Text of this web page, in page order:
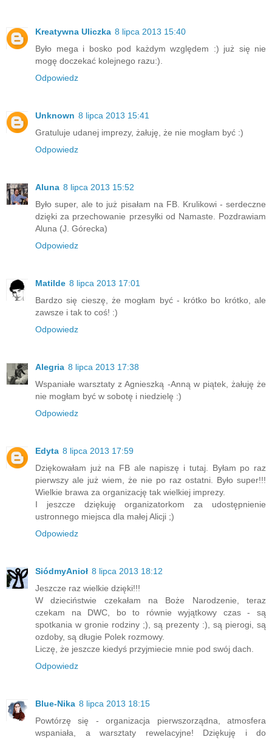
Kreatywna Uliczka 8 lipca 2013 15:40
Było mega i bosko pod każdym względem :) już się nie
mogę doczekać kolejnego razu:).
Odpowiedz
Unknown 8 lipca 2013 15:41
Gratuluje udanej imprezy, żałuję, że nie mogłam być :)
Odpowiedz
Aluna 8 lipca 2013 15:52
Było super, ale to już pisałam na FB. Krulikowi - serdeczne
dzięki za przechowanie przesyłki od Namaste. Pozdrawiam
Aluna (J. Górecka)
Odpowiedz
Matilde 8 lipca 2013 17:01
Bardzo się cieszę, że mogłam być - krótko bo krótko, ale
zawsze i tak to coś! :)
Odpowiedz
Alegria 8 lipca 2013 17:38
Wspaniałe warsztaty z Agnieszką -Anną w piątek, żałuję że
nie mogłam być w sobotę i niedzielę :)
Odpowiedz
Edyta 8 lipca 2013 17:59
Dziękowałam już na FB ale napiszę i tutaj. Byłam po raz
pierwszy ale już wiem, że nie po raz ostatni. Było super!!!
Wielkie brawa za organizację tak wielkiej imprezy.
I jeszcze dziękuję organizatorkom za udostępnienie
ustronnego miejsca dla małej Alicji ;)
Odpowiedz
SiódmyAnioł 8 lipca 2013 18:12
Jeszcze raz wielkie dzięki!!!
W dzieciństwie czekałam na Boże Narodzenie, teraz
czekam na DWC, bo to równie wyjątkowy czas - są
spotkania w gronie rodziny ;), są prezenty :), są pierogi, są
ozdoby, są długie Polek rozmowy.
Liczę, że jeszcze kiedyś przyjmiecie mnie pod swój dach.
Odpowiedz
Blue-Nika 8 lipca 2013 18:15
Powtórzę się - organizacja pierwszorządna, atmosfera
wspaniała, a warsztaty rewelacyjne! Dziękuję i do